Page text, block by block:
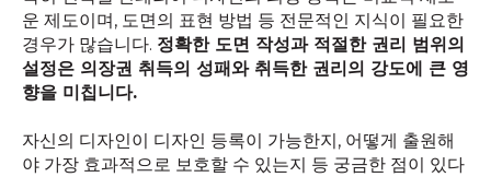
운 제도이며, 도면의 표현 방법 등 전문적인 지식이 필요한
경우가 많습니다. 정확한 도면 작성과 적절한 권리 범위의
설정은 의장권 취득의 성패와 취득한 권리의 강도에 큰 영
향을 미칩니다.
자신의 디자인이 디자인 등록이 가능한지, 어떻게 출원해
야 가장 효과적으로 보호할 수 있는지 등 궁금한 점이 있다